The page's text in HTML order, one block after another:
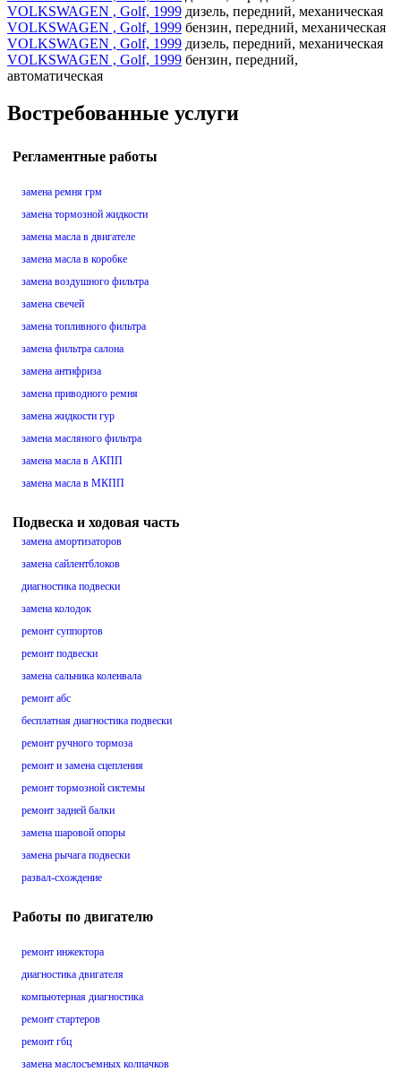
VOLKSWAGEN , Golf, 1999 дизель, передний, механическая
VOLKSWAGEN , Golf, 1999 бензин, передний, механическая
VOLKSWAGEN , Golf, 1999 дизель, передний, механическая
VOLKSWAGEN , Golf, 1999 бензин, передний,
автоматическая
Востребованные услуги
Регламентные работы
замена ремня грм
замена тормозной жидкости
замена масла в двигателе
замена масла в коробке
замена воздушного фильтра
замена свечей
замена топливного фильтра
замена фильтра салона
замена антифриза
замена приводного ремня
замена жидкости гур
замена масляного фильтра
замена масла в АКПП
замена масла в МКПП
Подвеска и ходовая часть
замена амортизаторов
замена сайлентблоков
диагностика подвески
замена колодок
ремонт суппортов
ремонт подвески
замена сальника коленвала
ремонт абс
бесплатная диагностика подвески
ремонт ручного тормоза
ремонт и замена сцепления
ремонт тормозной системы
ремонт задней балки
замена шаровой опоры
замена рычага подвески
развал-схождение
Работы по двигателю
ремонт инжектора
диагностика двигателя
компьютерная диагностика
ремонт стартеров
ремонт гбц
замена маслосъемных колпачков